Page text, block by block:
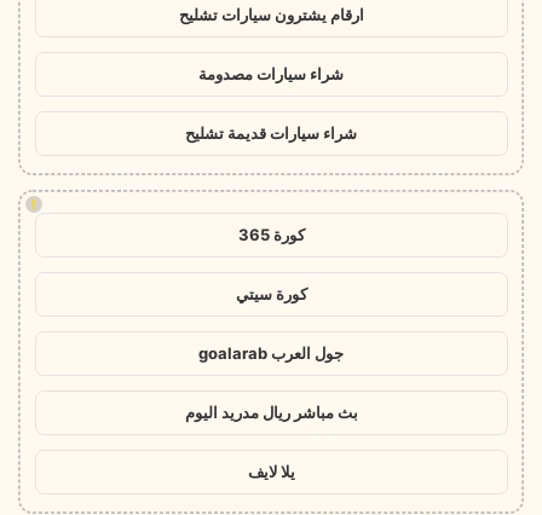
ارقام يشترون سيارات تشليح
شراء سيارات مصدومة
شراء سيارات قديمة تشليح
!
كورة 365
كورة سيتي
جول العرب goalarab
بث مباشر ريال مدريد اليوم
يلا لايف